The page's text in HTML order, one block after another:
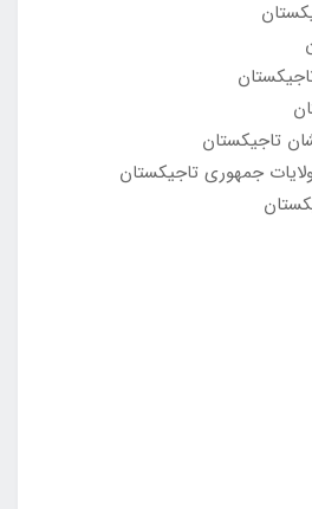
تاجیکستان
جمهوری تاجیکستان